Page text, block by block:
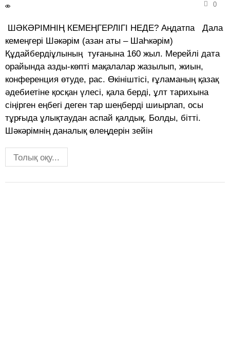
0
ШӘКӘРІМНІҢ КЕМЕҢГЕРЛІГІ НЕДЕ? Аңдатпа Дала
кемеңгері Шәкәрім (азан аты – ШаҺкәрім)
Құдайбердіұлының туғанына 160 жыл. Мерейлі дата
орайында азды-көпті мақалалар жазылып, жиын,
конференция өтуде, рас. Өкініштісі, ғұламаның қазақ
әдебиетіне қосқан үлесі, қала берді, ұлт тарихына
сіңірген еңбегі деген тар шеңберді шиырлап, осы
тұрғыда ұлықтаудан аспай қалдық. Болды, бітті.
Шәкәрімнің даналық өлеңдерін зейін
Толық оқу...